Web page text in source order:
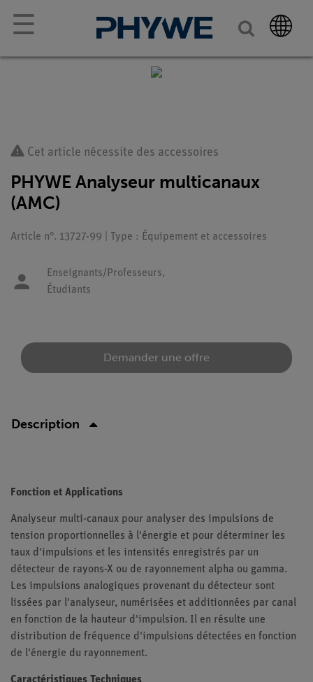
☰
Cet article nécessite des accessoires
PHYWE Analyseur multicanaux
(AMC)
Article n°. 13727-99 | Type : Équipement et accessoires
Enseignants/Professeurs,
Étudiants
Demander une offre
Description
Fonction et Applications
Analyseur multi-canaux pour analyser des impulsions de
tension proportionnelles à l'énergie et pour déterminer les
taux d'impulsions et les intensités enregistrés par un
détecteur de rayons-X ou de rayonnement alpha ou gamma.
Les impulsions analogiques provenant du détecteur sont
lissées par l'analyseur, numérisées et additionnées par canal
en fonction de la hauteur d'impulsion. Il en résulte une
distribution de fréquence d'impulsions détectées en fonction
de l'énergie du rayonnement.
Caractéristiques Techniques